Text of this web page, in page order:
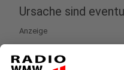
Ursache sind
Anzeige